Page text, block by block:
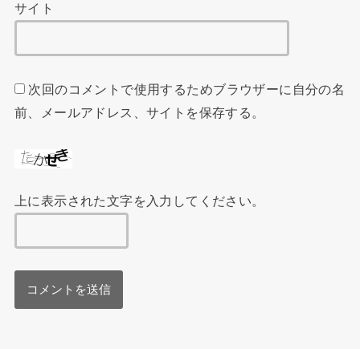
サイト
次回のコメントで使用するためブラウザーに自分の名
前、メールアドレス、サイトを保存する。
上に表示された文字を入力してください。